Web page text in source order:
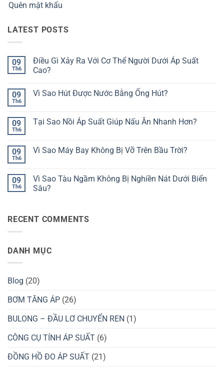
Quên mật khẩu
LATEST POSTS
09
Th6
Điều Gì Xảy Ra Với Cơ Thể Người Dưới Áp Suất
Cao?
bình
Gì
Xảy
Cơ
Thể
Suất
Cao?
09
Th6
Vì Sao Hút Được Nước Bằng Ống Hút?
luận
Hút
Được
Ống
Hút?
09
Th6
Tại Sao Nồi Áp Suất Giúp Nấu Ăn Nhanh Hơn?
bình
luận
Nồi
Áp
Suất
Nhanh
Hơn?
09
Th6
Vì Sao Máy Bay Không Bị Vỡ Trên Bầu Trời?
bình
luận
ở
Vì
Không
Trời?
09
Th6
Vì Sao Tàu Ngầm Không Bị Nghiền Nát Dưới Biển
Sâu?
luận
ở
Ngầm
Không
Nát
Dưới
Sâu?
RECENT COMMENTS
DANH MỤC
Blog (20)
BƠM TĂNG ÁP (26)
BULONG – ĐẦU LƠ CHUYỂN REN (1)
CÔNG CỤ TÍNH ÁP SUẤT (6)
ĐỒNG HỒ ĐO ÁP SUẤT (21)